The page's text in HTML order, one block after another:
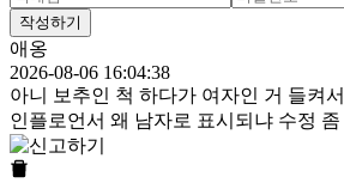
작성하기
애옹
2026-08-06 16:04:38
아니 보추인 척 하다가 여자인 거 들켜
인플로언서 왜 남자로 표시되냐 수정 좀